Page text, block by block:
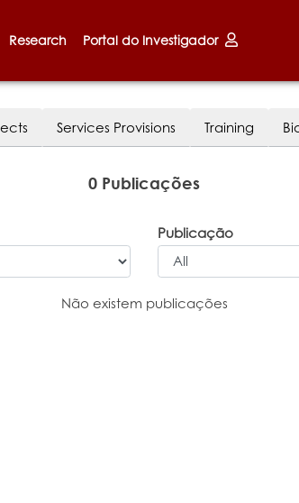
Research Portal do Investigador
Services Provisions Training
0 Publicações
Publicação
Não existem publicações